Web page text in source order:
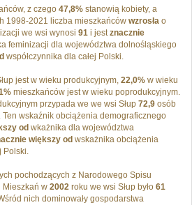
z czego 47,8% stanowią kobiety, a
1998-2021 liczba mieszkańców wzrosła o
we wsi wynosi 91 i jestznacznie
feminizacji dla województwa dolnośląskiego
współczynnika dla całej Polski.
jest w wieku produkcyjnym, 22,0% w wieku
mieszkańców jest w wieku poprodukcyjnym.
przypada we we wsi Słup 72,9 osób
wskaźnik obciążenia demograficznego
od wkażnika dla województwa
większy od wskażnika obciążenia
Polski.
pochodzących z Narodowego Spisu
Mieszkań w 2002 roku we wsi Słup było 61
nich dominowały gospodarstwa